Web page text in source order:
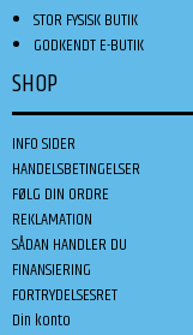
STOR FYSISK BUTIK
GODKENDT E-BUTIK
SHOP
INFO SIDER
HANDELSBETINGELSER
FØLG DIN ORDRE
REKLAMATION
SÅDAN HANDLER DU
FINANSIERING
FORTRYDELSESRET
Din konto